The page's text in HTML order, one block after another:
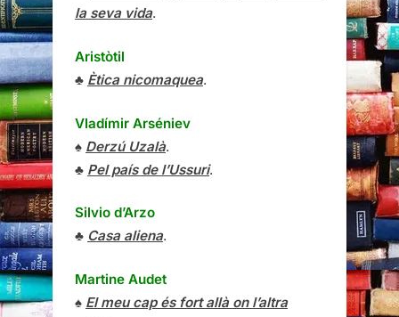
la seva vida.
Aristòtil
♣ Ètica nicomaquea.
Vladímir Arséniev
♠ Derzú Uzalà.
♣ Pel país de l’Ussuri.
Silvio d’Arzo
♣ Casa aliena.
Martine Audet
♠ El meu cap és fort allà on l’altra